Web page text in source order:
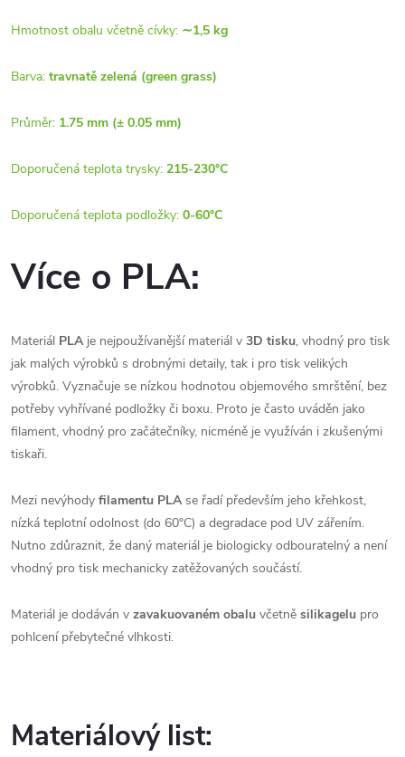
Hmotnost obalu včetně cívky: ∼1,5 kg
Barva: travnatě zelená (green grass)
Průměr: 1.75 mm (± 0.05 mm)
Doporučená teplota trysky: 215-230°C
Doporučená teplota podložky: 0-60°C
Více o PLA:
Materiál PLAje nejpoužívanější materiál v 3D tisku, vhodný pro tisk
jak malých výrobků s drobnými detaily, tak i pro tisk velikých
výrobků. Vyznačuje se nízkou hodnotou objemového smrštění, bez
potřeby vyhřívané podložky či boxu. Proto je často uváděn jako
filament, vhodný pro začátečníky, nicméně je využíván i zkušenými
tiskaři.
Mezi nevýhody filamentu PLAse řadí především jeho křehkost,
nízká teplotní odolnost (do 60°C) a degradace pod UV zářením.
Nutno zdůraznit, že daný materiál je biologicky odbouratelný a není
vhodný pro tisk mechanicky zatěžovaných součástí.
Materiál je dodáván v zavakuovaném obalu včetně silikagelu pro
pohlcení přebytečné vlhkosti.
Materiálový list: